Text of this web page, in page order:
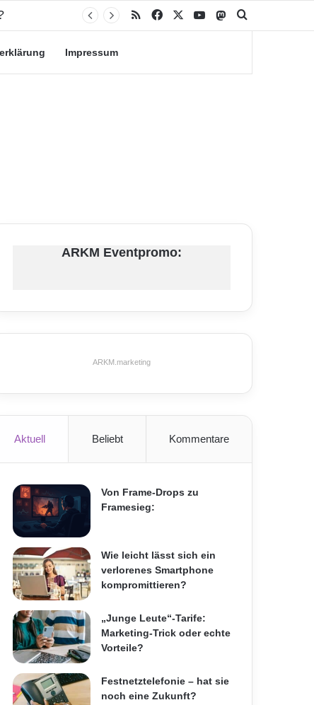
RSS Facebook YouTubeMastodon
Impressum
ARKM Eventpromo:
ARKM.marketing
Aktuell Beliebt Kommentare
Von Frame-Drops zu
Framesieg:
Wie leicht lässt sich ein
verlorenes Smartphone
kompromittieren?
„Junge Leute“-Tarife:
Marketing-Trick oder echte
Vorteile?
Festnetztelefonie – hat sie
noch eine Zukunft?